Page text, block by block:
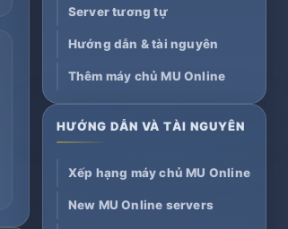
Server tương tự
Hướng dẫn & tài nguyên
Thêm máy chủ MU Online
HƯỚNG DẪN VÀ TÀI NGUYÊN
Xếp hạng máy chủ MU Online
New MU Online servers